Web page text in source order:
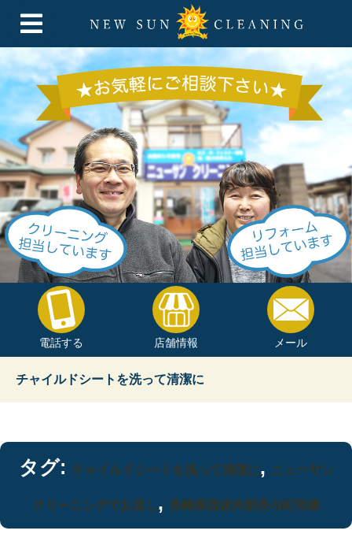
電話する 店舗情報 メール
チャイルドシートを洗って清潔に
タグ: チャイルドシートを洗って清潔に, ニューサン
クリーニングでお直し, 長崎県西彼杵郡長与町岡郷